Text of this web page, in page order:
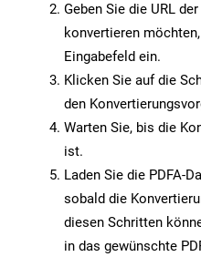
Geben Sie die URL
konvertieren
Eingabefeld ein.
Klicken Sie auf die
den
Warten Sie, bis die
ist.
Laden Sie die PDFA-
sobald die
diesen Schritten
in das gewünschte